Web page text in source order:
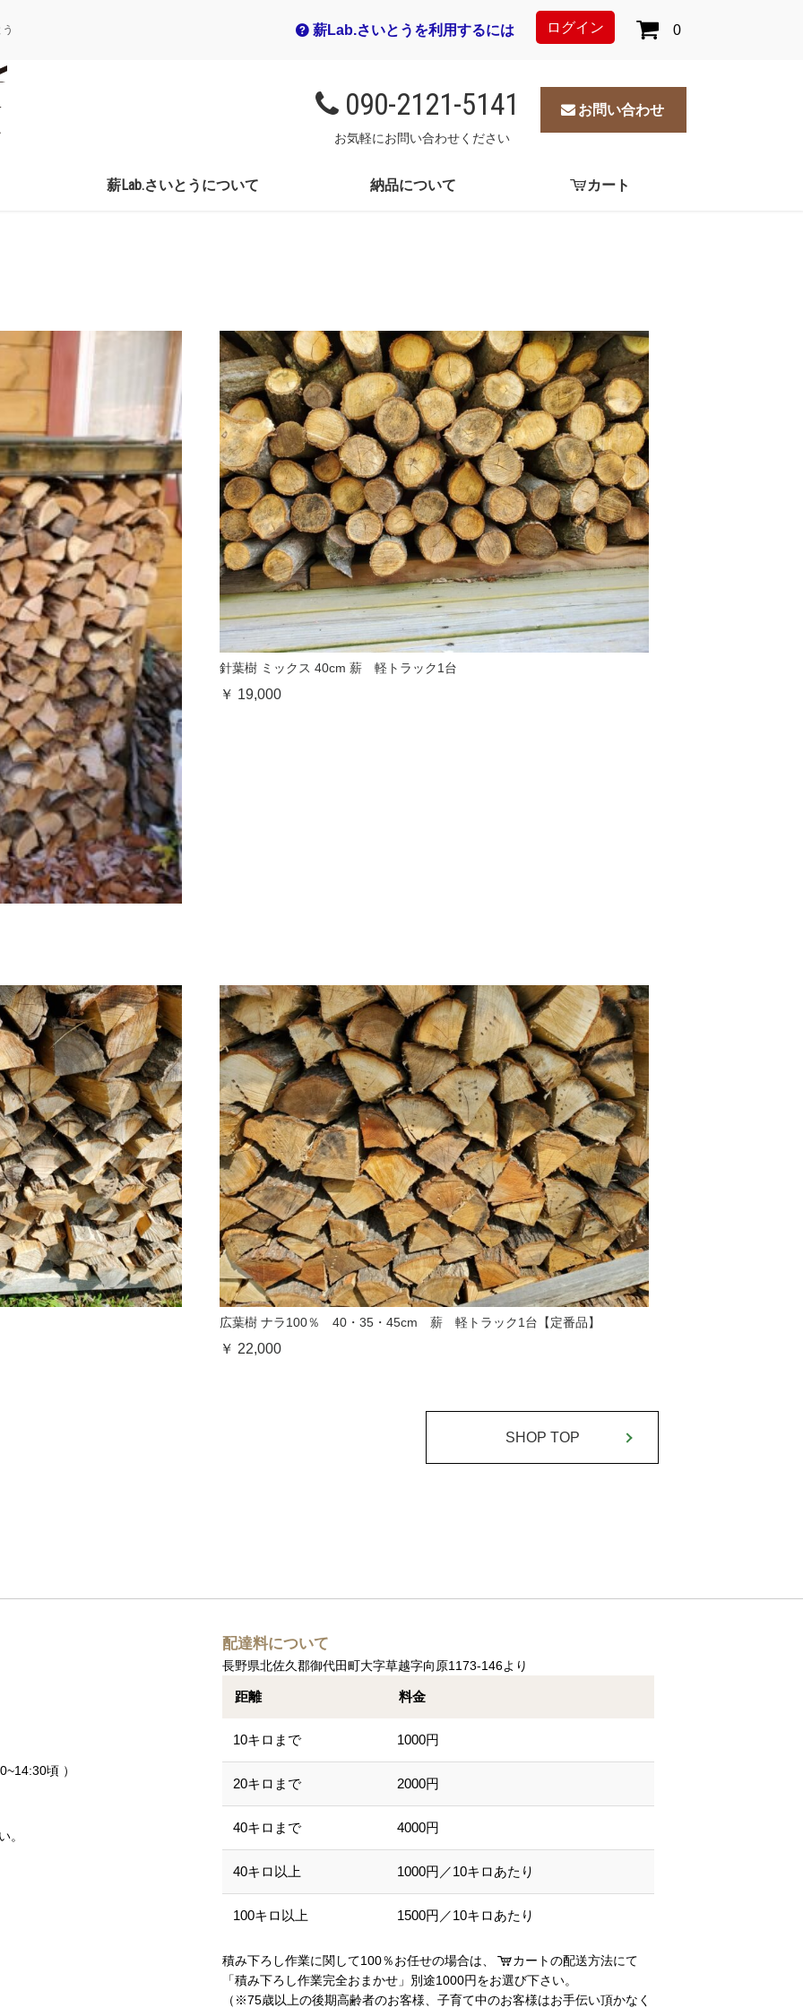
薪Lab.さいとうを利用するには ログイン 0
090-2121-5141
お気軽にお問い合わせください
お問い合わせ
薪Lab.さいとうについて 納品について カート
針葉樹 ミックス 40cm 薪 軽トラック1台
￥ 19,000
広葉樹 ナラ100％ 40・35・45cm 薪 軽トラック1台【定番品】
￥ 22,000
SHOP TOP
頃 ）
。
配達料について
長野県北佐久郡御代田町大字草越字向原1173-146より
距離 料金
10キロまで 1000円
20キロまで 2000円
40キロまで 4000円
40キロ以上 1000円／10キロあたり
100キロ以上 1500円／10キロあたり
積み下ろし作業に関して100％お任せの場合は、
カートの配送方法にて
「積み下ろし作業完全おまかせ」別途1000円をお選び下さい。
（※75歳以上の後期高齢者のお客様、子育て中のお客様はお手伝い頂かなく